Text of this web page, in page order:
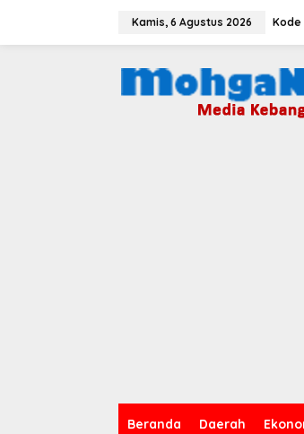
Kamis, 6 Agustus 2026 Kode
Beranda Daerah